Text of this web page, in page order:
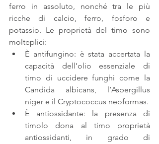
ferro in assoluto, nonché tra le più
ricche di calcio, ferro, fosforo e
potassio. Le proprietà del timo sono
molteplici:
È antifungino: è stata accertata la
capacità dell’olio essenziale di
timo di uccidere funghi come la
Candida albicans, l’Aspergillus
È antiossidante: la presenza di
timolo dona al timo proprietà
antiossidanti, in grado di